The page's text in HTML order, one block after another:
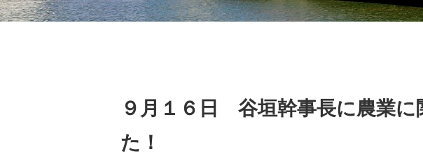
９月１６日 谷垣幹事長に農業に
た！